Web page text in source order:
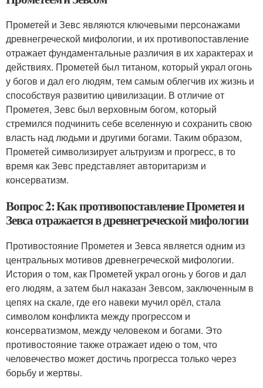
Прометей и Зевс являются ключевыми персонажами
древнегреческой мифологии, и их противопоставление
отражает фундаментальные различия в их характерах и
действиях. Прометей был титаном, который украл огонь
у богов и дал его людям, тем самым облегчив их жизнь и
способствуя развитию цивилизации. В отличие от
Прометея, Зевс был верховным богом, который
стремился подчинить себе вселенную и сохранить свою
власть над людьми и другими богами. Таким образом,
Прометей символизирует альтруизм и прогресс, в то
время как Зевс представляет авторитаризм и
консерватизм.
Вопрос 2: Как противопоставление Прометея и
Зевса отражается в древнегреческой мифологии
Противостояние Прометея и Зевса является одним из
центральных мотивов древнегреческой мифологии.
История о том, как Прометей украл огонь у богов и дал
его людям, а затем был наказан Зевсом, заключенным в
цепях на скале, где его навеки мучил орёл, стала
символом конфликта между прогрессом и
консерватизмом, между человеком и богами. Это
противостояние также отражает идею о том, что
человечество может достичь прогресса только через
борьбу и жертвы.